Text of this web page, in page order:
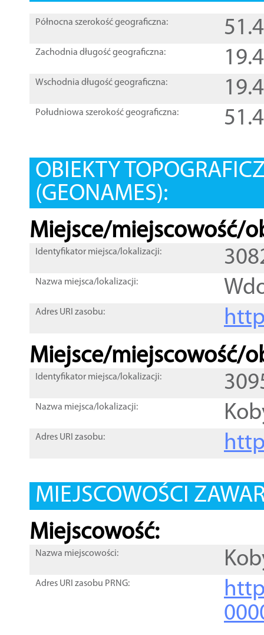
Północna szerokość geograficzna:
Zachodnia długość geograficzna:
Wschodnia długość geograficzna:
Południowa szerokość geograficzna:
OBIEKTY
(GEONAMES):
Miejsce/miejscowość/
Identyfikator miejsca/lokalizacji:
Nazwa miejsca/lokalizacji:
Adres URI zasobu:
Miejsce/miejscowość/
Identyfikator miejsca/lokalizacji:
Nazwa miejsca/lokalizacji:
Adres URI zasobu:
MIEJSCOWOŚCI
Miejscowość:
Nazwa miejscowości:
Adres URI zasobu PRNG: